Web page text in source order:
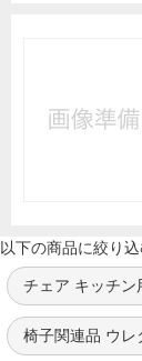
以下の商品に絞り
チェア キッチン
椅子関連品 ウレ